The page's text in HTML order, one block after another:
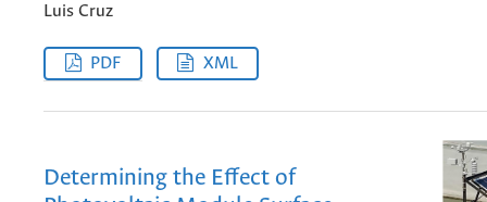
Luis Cruz
PDF XML
Determining the Effect of